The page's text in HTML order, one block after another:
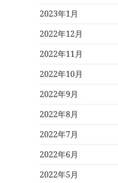
2023年1月
2022年12月
2022年11月
2022年10月
2022年9月
2022年8月
2022年7月
2022年6月
2022年5月